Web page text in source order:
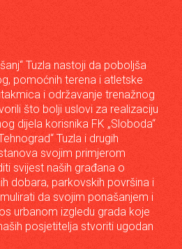
Tuzla nastoji da poboljša
pomoćnih terena i atletske
i održavanje trenažnog
što bolji uslovi za realizaciju
dijela korisnika FK „Sloboda“
Tuzla i drugih
svojim primjerom
svijest naših građana o
dobara, parkovskih površina i
da svojim ponašanjem i
urbanom izgledu grada koje
posjetitelja stvoriti ugodan